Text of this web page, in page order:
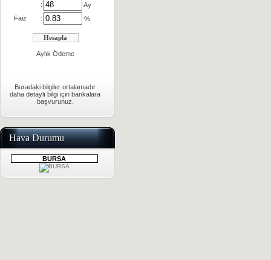
:
Ay
Faiz
: %
Aylık Ödeme
Buradaki bilgiler ortalamadır
daha detaylı bilgi için bankalara
başvurunuz.
Hava Durumu
BURSA